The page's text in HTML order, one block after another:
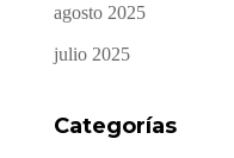
agosto 2025
julio 2025
Categorías